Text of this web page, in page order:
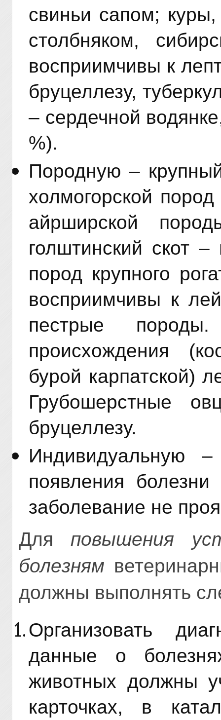
свиньи сапом;
столбняком,
восприимчивы к
бруцеллезу,
– сердечной
%).
Породную –
холмогорской
айрширской
голштинский скот
пород крупного
восприимчивы к
пестрые
происхождения
бурой карпатской)
Грубошерстные
бруцеллезу.
Индивидуальную
появления
заболевание не
Для повышения
болезням
должны выполнять
Организовать
данные о
животных должны
карточках, в